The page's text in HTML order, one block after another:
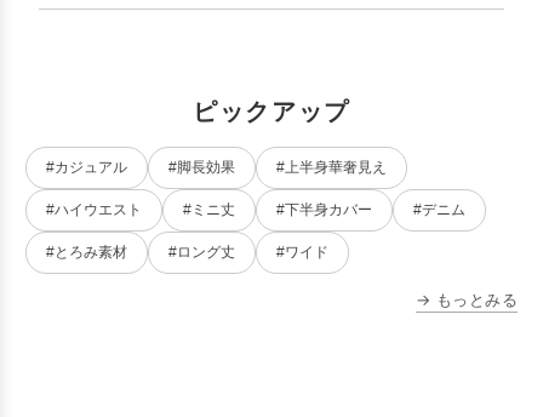
ピックアップ
#カジュアル #脚長効果 #上半身華奢見え
#ハイウエスト #ミニ丈 #下半身カバー #デニム
#とろみ素材 #ロング丈 #ワイド
→ もっとみる